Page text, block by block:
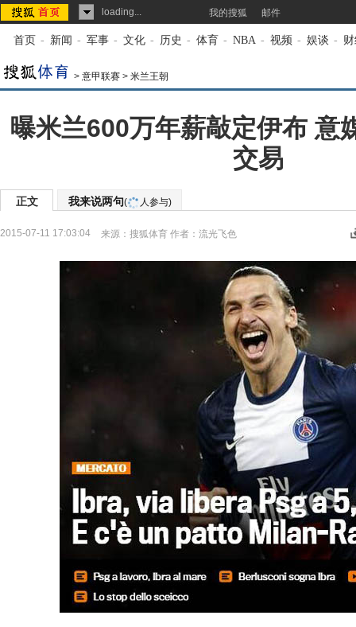
loading... 我的搜狐 邮件
首页 - 新闻 - 军事 - 文化 - 历史 - 体育 - NBA - 视频 - 娱谈 -
> 意甲联赛 > 米兰王朝
曝米兰600万年薪敲定伊布 意
交易
正文 我来说两句( 人参与)
2015-07-11 17:03:04 来源： 搜狐体育 作者：流光飞色